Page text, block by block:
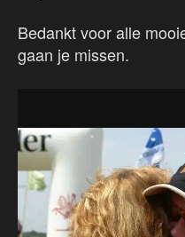
Bedankt voor alle
gaan je missen.